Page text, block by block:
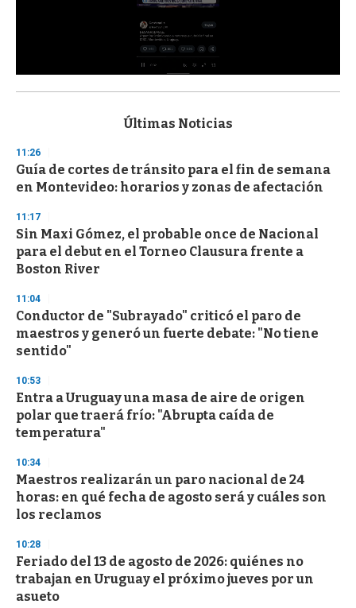
s
d
s
o
f
3
s
e
c
o
d
s
Últimas Noticias
11:26
Guía de cortes de tránsito para el fin de semana
en Montevideo: horarios y zonas de afectación
11:17
Sin Maxi Gómez, el probable once de Nacional
para el debut en el Torneo Clausura frente a
Boston River
11:04
Conductor de "Subrayado" criticó el paro de
maestros y generó un fuerte debate: "No tiene
sentido"
10:53
Entra a Uruguay una masa de aire de origen
polar que traerá frío: "Abrupta caída de
temperatura"
10:34
Maestros realizarán un paro nacional de 24
horas: en qué fecha de agosto será y cuáles son
los reclamos
10:28
Feriado del 13 de agosto de 2026: quiénes no
trabajan en Uruguay el próximo jueves por un
asueto